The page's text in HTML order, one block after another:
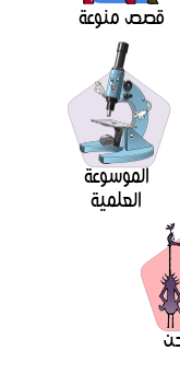
قصص منوعة
الموسوعة
العلمية